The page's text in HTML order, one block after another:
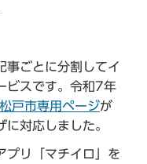
事ごとに分割してイ
ビスです。令和7年
松戸市専用ページが
対応しました。
プリ「マチイロ」を